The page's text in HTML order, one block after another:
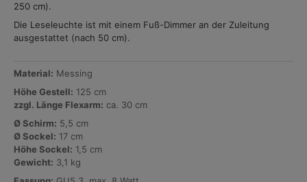
250 cm).
Die Leseleuchte ist mit einem Fuß-Dimmer an der Zuleitung
ausgestattet (nach 50 cm).
Material: Messing
Höhe Gestell: 125 cm
zzgl. Länge Flexarm: ca. 30 cm
Ø Schirm: 5,5 cm
Ø Sockel: 17 cm
Höhe Sockel: 1,5 cm
Gewicht: 3,1 kg